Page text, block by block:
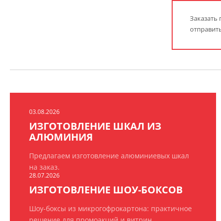
03.08.2026
ИЗГОТОВЛЕНИЕ ШКАЛ ИЗ
АЛЮМИНИЯ
Предлагаем изготовление алюминиевых шкал
на заказ.
28.07.2026
ИЗГОТОВЛЕНИЕ ШОУ-БОКСОВ
Шоу-боксы из микрогофрокартона: практичное